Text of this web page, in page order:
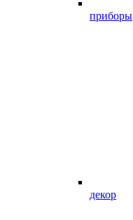
приборы
декор